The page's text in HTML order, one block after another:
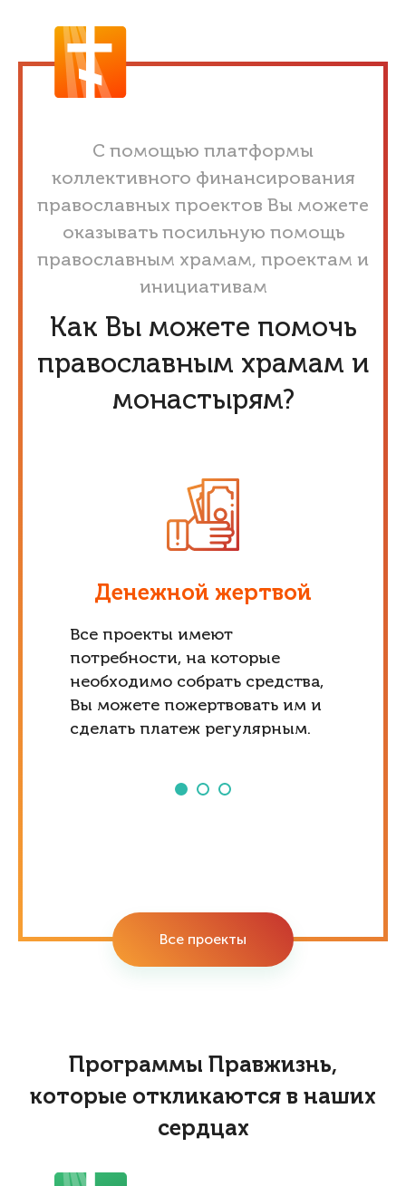
С помощью платформы
коллективного финансирования
православных проектов Вы можете
оказывать посильную помощь
православным храмам, проектам и
инициативам
Как Вы можете помочь
православным храмам и
монастырям?
Денежной жертвой
Все проекты имеют
потребности, на которые
необходимо собрать средства,
Вы можете пожертвовать им и
сделать платеж регулярным.
Все проекты
Программы Правжизнь,
которые откликаются в наших
сердцах